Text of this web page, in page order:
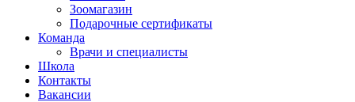
Зоомагазин
Подарочные сертификаты
Команда
Врачи и специалисты
Школа
Контакты
Вакансии